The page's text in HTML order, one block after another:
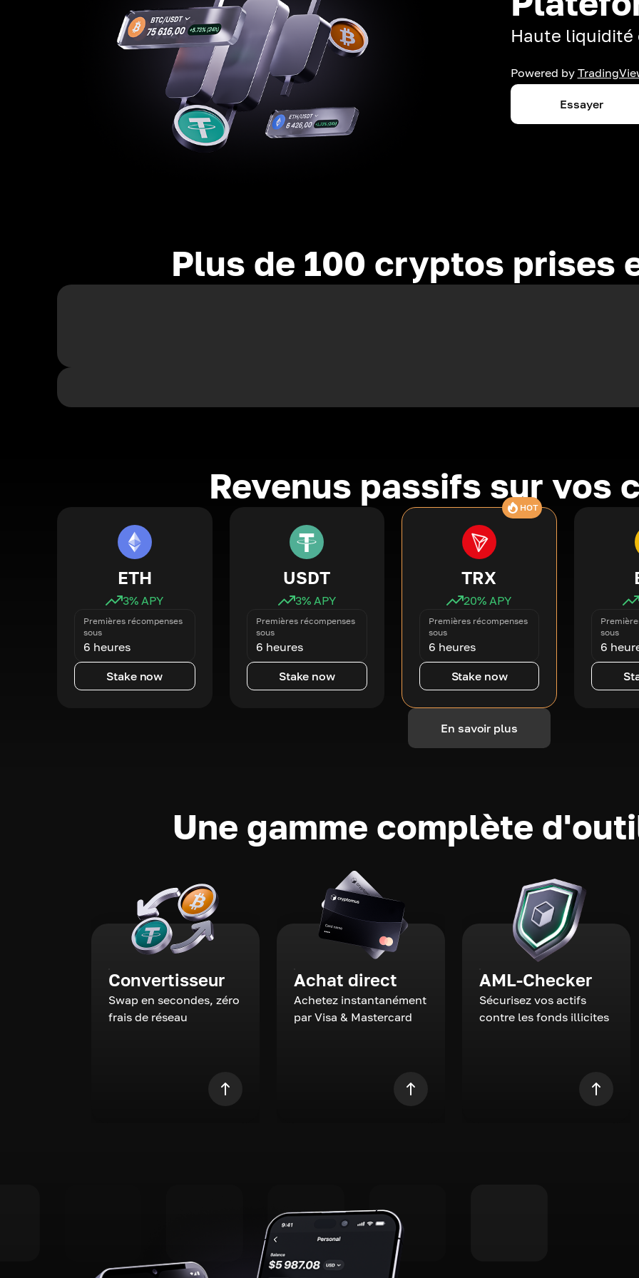
Haute liquidité
Powered by
Essayer
Plus de 100 cryptos prises
Revenus passifs sur vos
ETH
3% APY
Premières récompenses
sous
6 heures
Stake now
USDT
3% APY
Premières récompenses
sous
6 heures
Stake now
HOT
TRX
20% APY
Premières récompenses
sous
6 heures
Stake now
sous
6
En savoir plus
Une gamme complète
Convertisseur
Swap en secondes, zéro
frais de réseau
Achat direct
Achetez instantanément
par Visa & Mastercard
AML-Checker
Sécurisez vos actifs
contre les fonds illicites